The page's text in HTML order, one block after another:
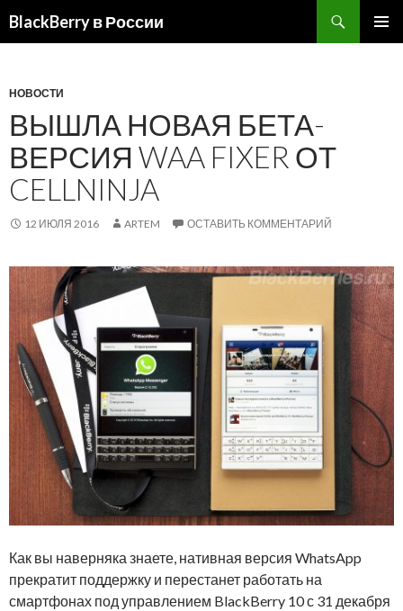
BlackBerry в России
НОВОСТИ
ВЫШЛА НОВАЯ БЕТА-
ВЕРСИЯ WAA FIXER ОТ
CELLNINJA
12 ИЮЛЯ 2016 ARTEM ОСТАВИТЬ КОММЕНТАРИЙ
Как вы наверняка знаете, нативная версия WhatsApp
прекратит поддержку и перестанет работать на
смартфонах под управлением BlackBerry 10 с 31 декабря